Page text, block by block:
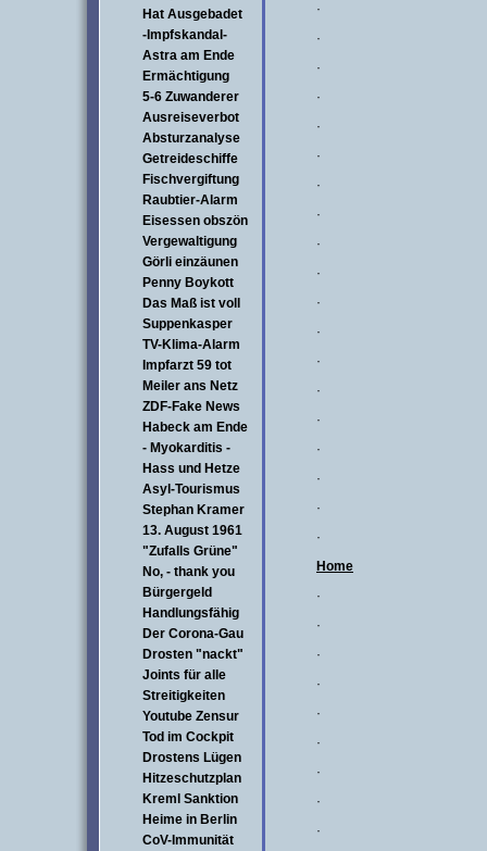
Hat Ausgebadet
-Impfskandal-
Astra am Ende
Ermächtigung
5-6 Zuwanderer
Ausreiseverbot
Absturzanalyse
Getreideschiffe
Fischvergiftung
Raubtier-Alarm
Eisessen obszön
Vergewaltigung
Görli einzäunen
Penny Boykott
Das Maß ist voll
Suppenkasper
TV-Klima-Alarm
Impfarzt 59 tot
Meiler ans Netz
ZDF-Fake News
Habeck am Ende
- Myokarditis -
Hass und Hetze
Asyl-Tourismus
Stephan Kramer
13. August 1961
"Zufalls Grüne"
No, - thank you
Bürgergeld
Handlungsfähig
Der Corona-Gau
Drosten "nackt"
Joints für alle
Streitigkeiten
Youtube Zensur
Tod im Cockpit
Drostens Lügen
Hitzeschutzplan
Kreml Sanktion
Heime in Berlin
CoV-Immunität
·
·
·
·
·
·
·
·
·
·
·
·
·
·
·
·
·
·
·
Home
·
·
·
·
·
·
·
·
·